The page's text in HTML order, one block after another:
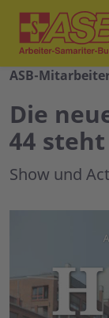
ASB-
Die
44
Show und